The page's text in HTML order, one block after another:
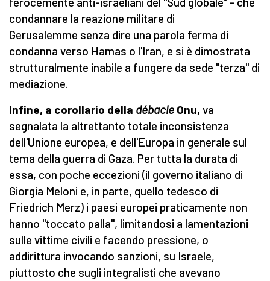
condannare la reazione militare di
Gerusalemme senza dire una parola ferma di
condanna verso Hamas o l'Iran, e si è dimostrata
strutturalmente inabile a fungere da sede "terza" di
mediazione.
Infine, a corollario della débacle Onu, va
segnalata la altrettanto totale inconsistenza
dell'Unione europea, e dell'Europa in generale sul
tema della guerra di Gaza. Per tutta la durata di
essa, con poche eccezioni (il governo italiano di
Giorgia Meloni e, in parte, quello tedesco di
Friedrich Merz) i paesi europei praticamente non
hanno "toccato palla", limitandosi a lamentazioni
sulle vittime civili e facendo pressione, o
addirittura invocando sanzioni, su Israele,
piuttosto che sugli integralisti che avevano